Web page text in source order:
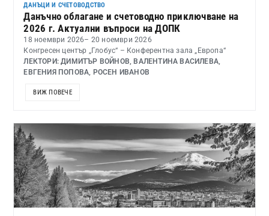
ДАНЪЦИ И СЧЕТОВОДСТВО
Данъчно облагане и счетоводно приключване на
2026 г. Актуални въпроси на ДОПК
18 ноември 2026– 20 ноември 2026
Конгресен център „Глобус“ – Конферентна зала „Европа“
ЛЕКТОРИ: ДИМИТЪР ВОЙНОВ, ВАЛЕНТИНА ВАСИЛЕВА,
ЕВГЕНИЯ ПОПОВА, РОСЕН ИВАНОВ
ВИЖ ПОВЕЧЕ